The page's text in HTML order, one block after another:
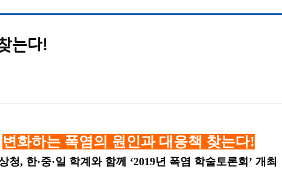
는다!
변화하는 폭염의 원인과 대응책 찾는다!
청, 한·중·일 학계와 함께 ‘2019년 폭염 학술토론회 ’ 개최